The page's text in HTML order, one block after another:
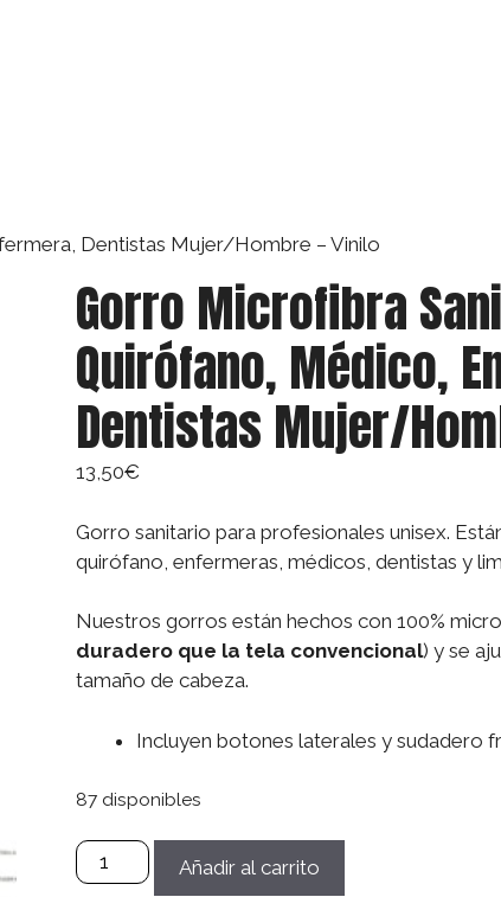
Dentistas Mujer/Hombre – Vinilo
Gorro Microfibra
Quirófano, Médico,
Dentistas Mujer/
13,50€
Gorro sanitario para profesionales unisex.
quirófano, enfermeras, médicos, dentistas y
Nuestros gorros están hechos con 100%
duradero que la tela convencional) y se
tamaño de cabeza.
Incluyen botones laterales y sudadero
87 disponibles
Gorro
Microfibra
Añadir al carrito